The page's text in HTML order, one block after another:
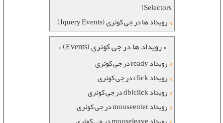
Selectors)
رویداد ها در جی کوئری (Jquery Events)
« رویداد ها در جی کوئری (Events) »
رویداد ready در جی کوئری
رویداد click در جی کوئری
رویداد dblclick در جی کوئری
رویداد mouseenter در جی کوئری